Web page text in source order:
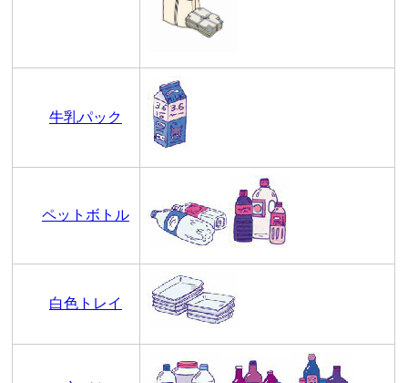
牛乳パック
ペットボトル
白色トレイ